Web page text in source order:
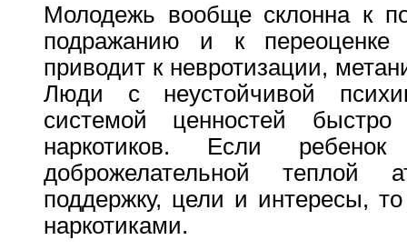
Молодежь вообще склонна к
подражанию и к переоценке
приводит к невротизации,
Люди с неустойчивой
системой ценностей
наркотиков. Если
доброжелательной теплой
поддержку, цели и интересы,
наркотиками.